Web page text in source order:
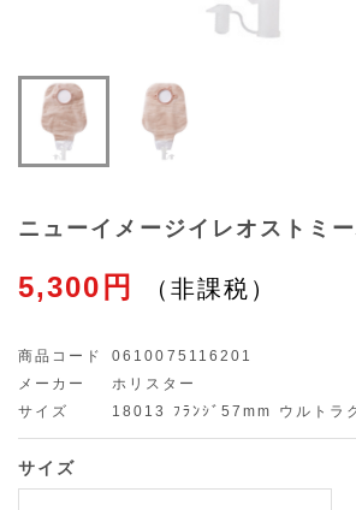
ニューイメージイレオストミ
5,300円
商品コード
0610075116201
メーカー
ホリスター
サイズ
18013 ﾌﾗﾝｼﾞ57mm ウルトラ
サイズ